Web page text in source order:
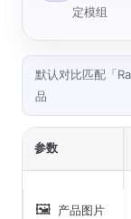
定模组
默认对比匹配「
品
参数
🖼️ 产品图片